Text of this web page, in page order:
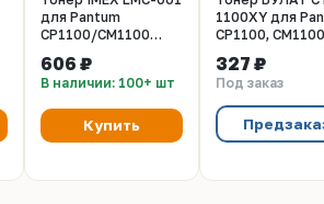
для Pantum
CP1100/CM1100
желтый NonChem
Green Line
606 ₽
В наличии: 100+ шт
Купить
1100XY для
CP1100, CM1100
химический)
327 ₽
Под заказ